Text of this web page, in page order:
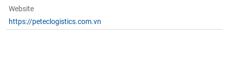
Website
https://peteclogistics.com.vn